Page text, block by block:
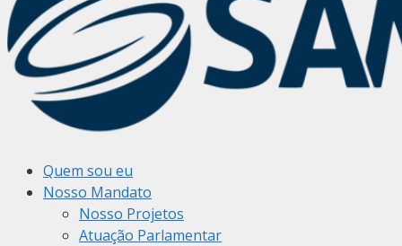
Quem sou eu
Nosso Mandato
Nosso Projetos
Atuação Parlamentar